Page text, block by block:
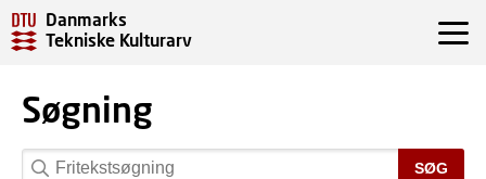
Danmarks
Tekniske Kulturarv
Søgning
SØG